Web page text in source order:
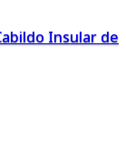
Insular de